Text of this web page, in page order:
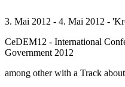
3. Mai 2012 - 4. Mai 2012 -
CeDEM12 - International
Government 2012
among other with a Track